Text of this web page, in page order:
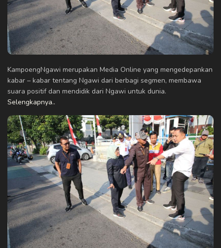
KampoengNgawi merupakan Media Online yang mengedepankan
kabar – kabar tentang Ngawi dari berbagi segmen, membawa
suara positif dan mendidik dari Ngawi untuk dunia.
Selengkapnya..